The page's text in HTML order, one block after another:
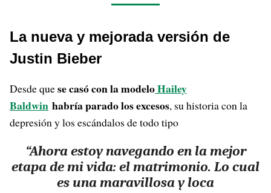
La nueva y mejorada versión de
Justin Bieber
Desde quese casó con la modeloHailey
Baldwin habría parado los excesos, su historia con la
depresión y los escándalos de todo tipo
“Ahora estoy navegando en la mejor
etapa de mi vida: el matrimonio. Lo cual
es una maravillosa y loca